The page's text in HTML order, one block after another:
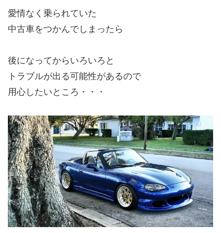
愛情なく乗られていた
中古車をつかんでしまったら
後になってからいろいろと
トラブルが出る可能性があるので
用心したいところ・・・